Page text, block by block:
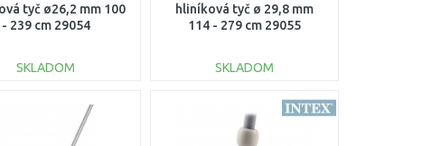
tyč ø26,2 mm 100
- 239 cm 29054
SKLADOM
DO KOŠÍKA
Porovnať
hliníková tyč ø 29,8 mm
114 - 279 cm 29055
SKLADOM
DO KOŠÍKA